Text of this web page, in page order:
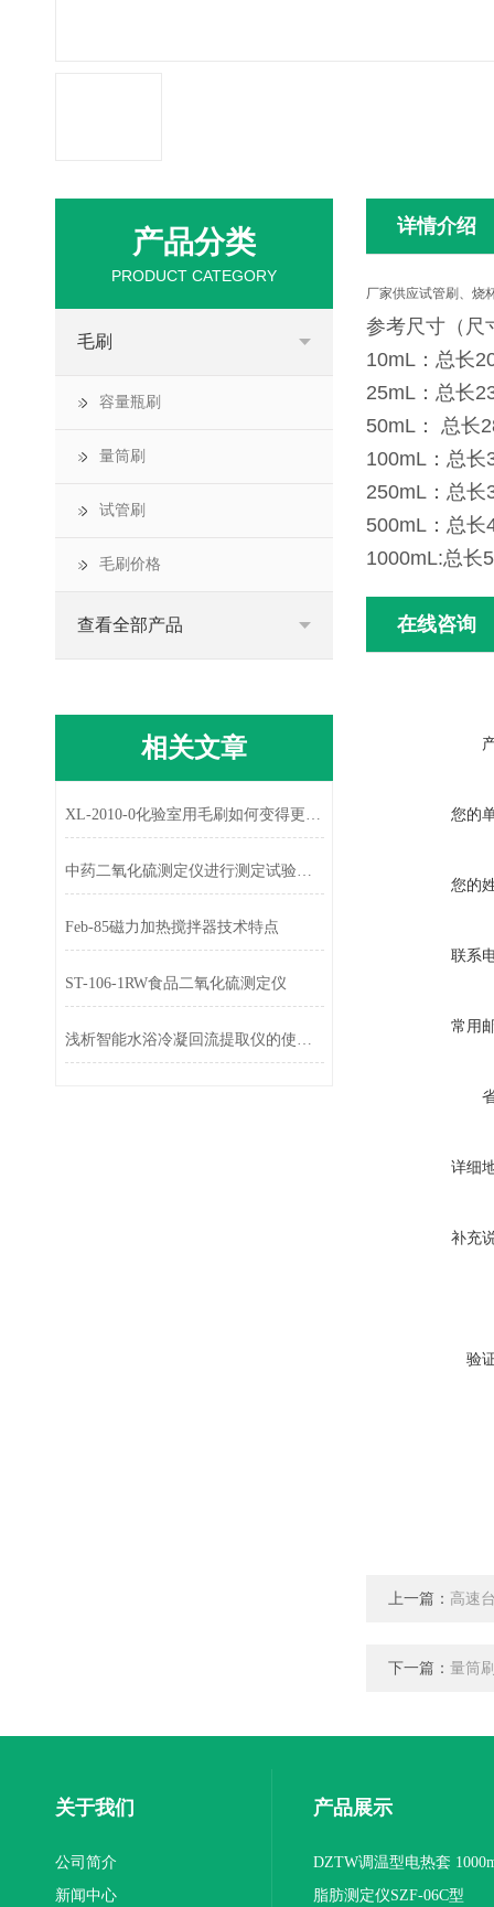
详情介绍
厂家供应试管刷、烧
参考尺寸（尺
10mL：总长
25mL：总长
50mL： 总长
100mL：总长
250mL：总长
500mL：总长
1000mL:总长
在线咨询
您的
您的
联系
常用
详细
补充
验
上一篇： 高速
下一篇： 量筒
产品分类
PRODUCT CATEGORY
毛刷
容量瓶刷
量筒刷
试管刷
毛刷价格
查看全部产品
相关文章
XL-2010-0化验室用毛刷如何变得更耐用呢？
中药二氧化硫测定仪进行测定试验的具体步骤
Feb-85磁力加热搅拌器技术特点
ST-106-1RW食品二氧化硫测定仪
浅析智能水浴冷凝回流提取仪的使用流程
关于我们
公司简介
新闻中心
产品展示
DZTW调温型电热套
联
脂肪测定仪SZF-06C型